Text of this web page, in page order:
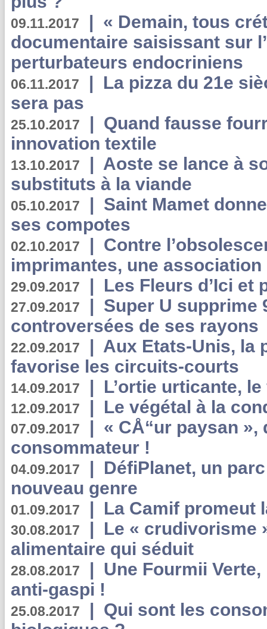
09.11.2017 | « Demain, tous
documentaire saisissant sur
perturbateurs endocriniens
06.11.2017 | La pizza du 21e
sera pas
25.10.2017 | Quand fausse
innovation textile
13.10.2017 | Aoste se lance à
substituts à la viande
05.10.2017 | Saint Mamet
ses compotes
02.10.2017 | Contre
imprimantes, une
29.09.2017 | Les Fleurs d’Ici et
27.09.2017 | Super U supprime
controversées de ses rayons
22.09.2017 | Aux Etats-Unis, la
favorise les circuits-courts
14.09.2017 | L’ortie urticante,
12.09.2017 | Le végétal à la
07.09.2017 | « CÅ“ur paysan
consommateur !
04.09.2017 | DéfiPlanet, un
nouveau genre
01.09.2017 | La Camif promeut
30.08.2017 | Le « crudivorisme
alimentaire qui séduit
28.08.2017 | Une Fourmii
anti-gaspi !
25.08.2017 | Qui sont les